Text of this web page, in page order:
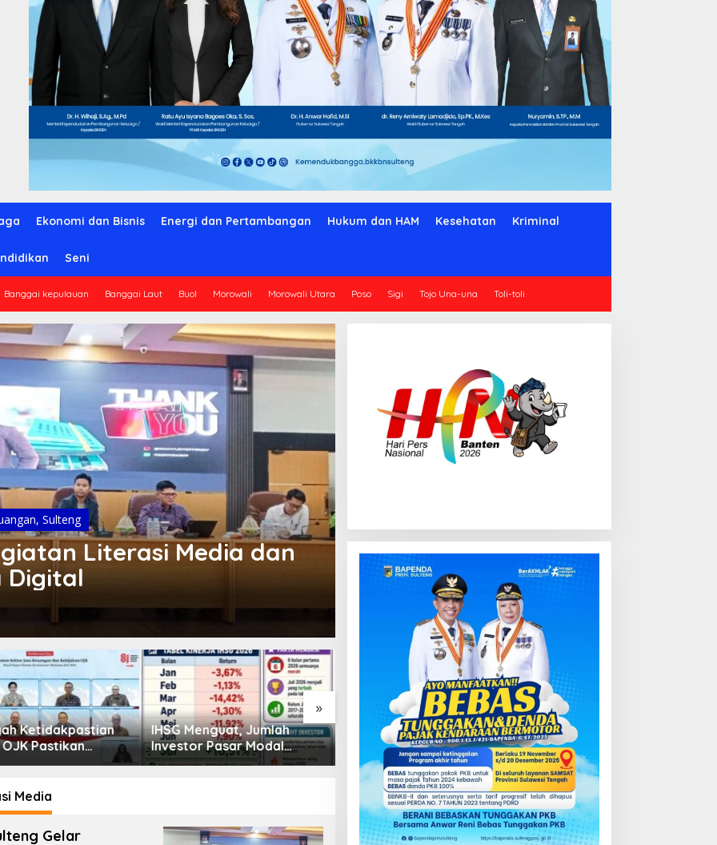
Ekonomi dan Bisnis Energi dan Pertambangan Hukum dan HAM Kesehatan Kriminal
Seni
Banggai kepulauan Banggai Laut Buol Morowali Morowali Utara Poso Sigi Tojo Una-una Toli-toli
, Sulteng
Literasi Media dan
Digital
»
Jumlah
Pasar Modal
Pembiayaan Tumbuh
Positif, Ini Kondisi Terkini
Sektor PVML hingga Juni
Kondisi Perkembangan
Sektor Asuransi,
Penjaminan dan Dana
Pensiun Juni 2026
Kredit Perbankan Tumbuh
12,67 Persen, Kualitas Aset
dan Ketahanan Modal
Tetap Kokoh Juni 2026
Media
Gelar